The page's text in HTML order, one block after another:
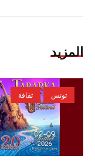
المزيد
تونس ثقافة